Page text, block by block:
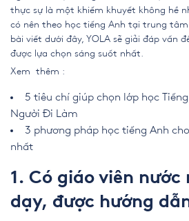
thực sự là một khiếm khuyết không hề
có nên theo học tiếng Anh tại trung tâm
bài viết dưới đây, YOLA sẽ giải đáp vấn
được lựa chọn sáng suốt nhất.
Xem thêm :
5 tiêu chí giúp chọn lớp học
Người Đi Làm
3 phương pháp học tiếng Anh
nhất
1. Có giáo viên nước
dạy, được hướng